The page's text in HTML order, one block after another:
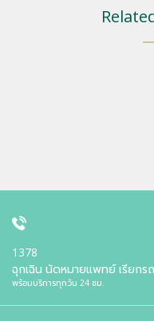
1378
ฉุกเฉิน นัดหมายแพทย์ เรียกร
พร้อมบริการทุกวัน 24 ชม.